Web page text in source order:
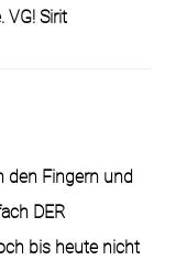
VG! Sirit
den Fingern und
DER
bis heute nicht